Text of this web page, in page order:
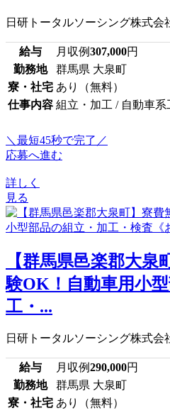
日研トータルソーシング株式会
給与 月収例307,000円
勤務地
群馬県 大泉町
寮・社宅 あり（無料）
仕事内容 組立・加工 / 自動車系
＼最短45秒で完了／
応募へ進む
詳しく
見る
【群馬県邑楽郡大泉
験OK！自動車用小
工・...
日研トータルソーシング株式会
給与 月収例290,000円
勤務地
群馬県 大泉町
寮・社宅 あり（無料）